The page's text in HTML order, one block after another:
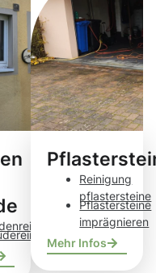
Reinigung
pflastersteine
Pflastersteine
imprägnieren
Mehr Infos